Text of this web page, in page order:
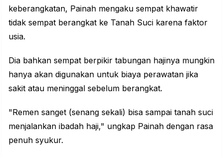
keberangkatan, Painah mengaku sempat khawatir
tidak sempat berangkat ke Tanah Suci karena faktor
usia.
Dia bahkan sempat berpikir tabungan hajinya mungkin
hanya akan digunakan untuk biaya perawatan jika
sakit atau meninggal sebelum berangkat.
"Remen sanget (senang sekali) bisa sampai tanah suci
menjalankan ibadah haji," ungkap Painah dengan rasa
penuh syukur.